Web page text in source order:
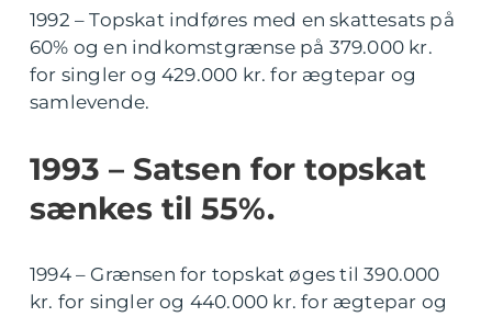
1992 – Topskat indføres med en skattesats på
60% og en indkomstgrænse på 379.000 kr.
for singler og 429.000 kr. for ægtepar og
samlevende.
1993 – Satsen for topskat
sænkes til 55%.
1994 – Grænsen for topskat øges til 390.000
kr. for singler og 440.000 kr. for ægtepar og